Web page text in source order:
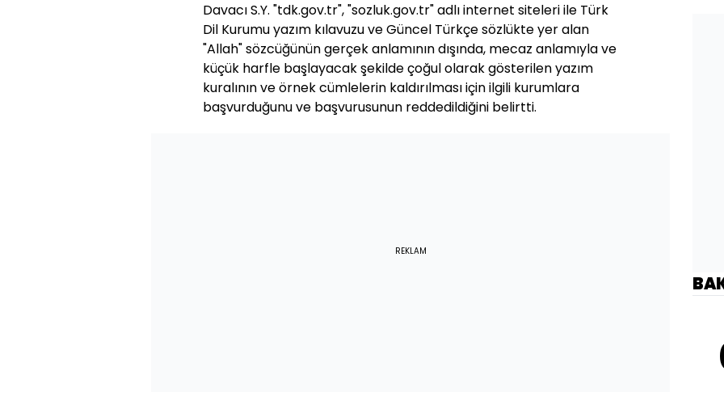
Davacı S.Y. "tdk.gov.tr", "sozluk.gov.tr" adlı internet siteleri ile Türk
Dil Kurumu yazım kılavuzu ve Güncel Türkçe sözlükte yer alan
"Allah" sözcüğünün gerçek anlamının dışında, mecaz anlamıyla ve
küçük harfle başlayacak şekilde çoğul olarak gösterilen yazım
kuralının ve örnek cümlelerin kaldırılması için ilgili kurumlara
başvurduğunu ve başvurusunun reddedildiğini belirtti.
REKLAM